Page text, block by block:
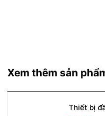
Xem thêm sản
Thiết bị